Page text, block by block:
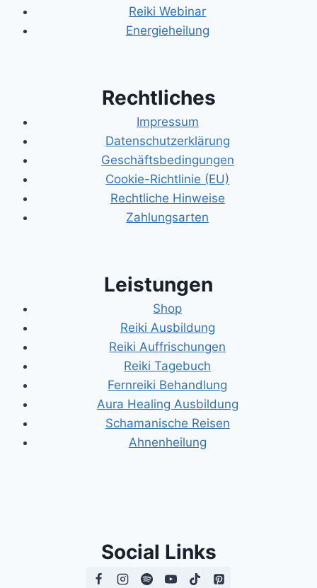
Reiki Webinar
Energieheilung
Rechtliches
Impressum
Datenschutzerklärung
Geschäftsbedingungen
Cookie-Richtlinie (EU)
Rechtliche Hinweise
Zahlungsarten
Leistungen
Shop
Reiki Ausbildung
Reiki Auffrischungen
Reiki Tagebuch
Fernreiki Behandlung
Aura Healing Ausbildung
Schamanische Reisen
Ahnenheilung
Social Links